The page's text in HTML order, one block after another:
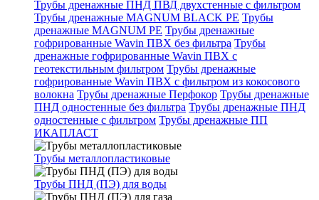
Трубы дренажные ПНД ПВД двухстенные с фильтром
Трубы дренажные MAGNUM BLACK PE Трубы
дренажные MAGNUM PE Трубы дренажные
гофрированные Wavin ПВХ без фильтра Трубы
дренажные гофрированные Wavin ПВХ с
геотекстильным фильтром Трубы дренажные
гофрированные Wavin ПВХ с фильтром из кокосового
волокна Трубы дренажные Перфокор Трубы дренажные
ПНД одностенные без фильтра Трубы дренажные ПНД
одностенные с фильтром Трубы дренажные ПП
ИКАПЛАСТ
Трубы металлопластиковые
Трубы ПНД (ПЭ) для воды